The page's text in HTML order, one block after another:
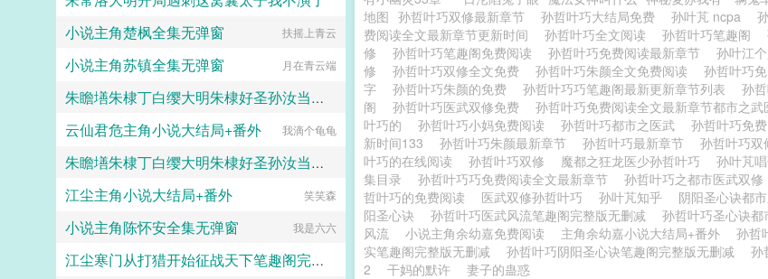
地图 孙哲叶巧双修最新章节 孙哲叶巧大结局免费 孙叶芃 ncpa
费阅读全文最新章节更新时间
孙哲叶巧全文阅读 孙哲叶巧笔趣阁
修
孙哲叶巧笔趣阁免费阅读 孙哲叶巧免费阅读最新章节 孙叶江
修
孙哲叶巧双修全文免费 孙哲叶巧朱颜全文免费阅读 孙哲叶巧
字
孙哲叶巧朱颜的免费 孙哲叶巧巧笔趣阁最新更新章节列表 孙
阁
孙哲叶巧医武双修免费 孙哲叶巧免费阅读全文最新章节都市之武
叶巧的
孙哲叶巧小妈免费阅读 孙哲叶巧都市之医武 孙哲叶巧免
新时间133
孙哲叶巧朱颜最新章节 孙哲叶巧最新章节 孙哲叶巧双
叶巧的在线阅读
孙哲叶巧双修 魔都之狂龙医少孙哲叶巧 孙叶芃
集目录
孙哲叶巧巧免费阅读全文最新章节 孙哲叶巧之都市医武双修
哲叶巧的免费阅读
医武双修孙哲叶巧 孙叶芃知乎 阴阳圣心诀都
阳圣心诀
孙哲叶巧医武风流笔趣阁完整版无删减 孙哲叶巧圣心诀都
风流
小说主角余幼嘉免费阅读 主角余幼嘉小说大结局+番外 孙哲
实笔趣阁完整版无删减
孙哲叶巧阴阳圣心诀笔趣阁完整版无删减 孙
2
干妈的默许 妻子的蛊惑
扣子先生
小说主角楚枫全集无弹窗 扶摇上青云
小说主角苏镇全集无弹窗 月在青云端
朱瞻墡朱棣丁白缨大明朱棣好圣孙汝当为千古一帝
最喜纯爱大后宫的萌新
云仙君危主角小说大结局+番外 我滴个龟龟
朱瞻墡朱棣丁白缨大明朱棣好圣孙汝当为千古一帝笔趣阁完整版无删减
最喜纯爱大后宫的萌新
江尘主角小说大结局+番外 笑笑森
小说主角陈怀安全集无弹窗 我是六六
江尘寒门从打猎开始征战天下笔趣阁完整版无删减